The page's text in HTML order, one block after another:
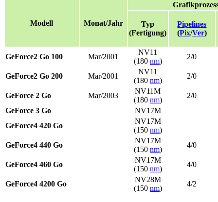
Modell Monat/Jahr
Typ
(Fertigung)
Pipelines
(Pix/Ver)
GeForce2 Go 100 Mar/2001
NV11
(180 nm)
2/0
GeForce2 Go 200 Mar/2001
NV11
(180 nm)
2/0
GeForce 2 Go Mar/2003
NV11M
(180 nm)
2/0
GeForce 3 Go
NV17M
GeForce4 420 Go
NV17M
(150 nm)
GeForce4 440 Go
NV17M
(150 nm)
4/0
GeForce4 460 Go
NV17M
(150 nm)
4/0
GeForce4 4200 Go
NV28M
(150 nm)
4/2